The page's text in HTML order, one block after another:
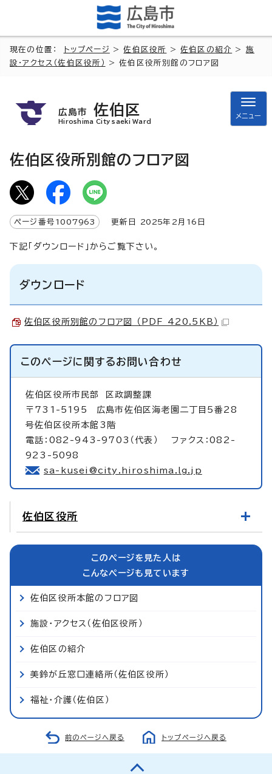
現在の位置： トップページ >佐伯区役所 >佐伯区の紹介 > 施
設・アクセス（佐伯区役所）
> 佐伯区役所別館のフロア図
広島市 佐伯区
Hiroshima City saeki Ward
メニュー
佐伯区役所別館のフロア図
ページ番号 1007963 更新日 2025年2月 16 日
下記「ダウンロード」からご覧下さい。
ダウンロード
佐伯区役所別館のフロア図 （PDF 420.5KB）
このページに関するお問い合わせ
佐伯区役所市民部
区政調整課
〒731-5195 広島市佐伯区海老園二丁目5番28
号佐伯区役所本館3階
電話：082-943-9703（代表） ファクス：082-
923-5098
sa-kusei@city.hiroshima.lg.jp
佐伯区役所
このページを見た人は
こんなページも見ています
佐伯区役所本館のフロア図
施設・アクセス（佐伯区役所）
佐伯区の紹介
美鈴が丘窓口連絡所（佐伯区役所）
福祉・介護（佐伯区）
前のページへ戻る トップページへ戻る